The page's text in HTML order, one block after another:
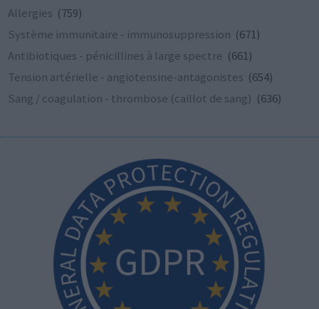
Allergies (759)
Système immunitaire - immunosuppression (671)
Antibiotiques - pénicillines à large spectre (661)
Tension artérielle - angiotensine-antagonistes (654)
Sang / coagulation - thrombose (caillot de sang) (636)